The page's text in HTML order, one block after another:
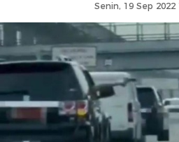
Senin, 19 Sep 2022